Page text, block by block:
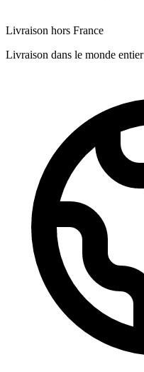
Livraison hors France
Livraison dans le monde entier